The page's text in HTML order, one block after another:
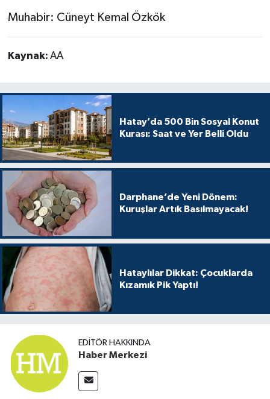
Muhabir: Cüneyt Kemal Özkök
Kaynak: AA
Hatay’da 500 Bin Sosyal Konut
Kurası: Saat ve Yer Belli Oldu
Darphane’de Yeni Dönem:
Kuruşlar Artık Basılmayacak!
Hataylılar Dikkat: Çocuklarda
Kızamık Pik Yaptı!
EDITÖR HAKKINDA
Haber Merkezi